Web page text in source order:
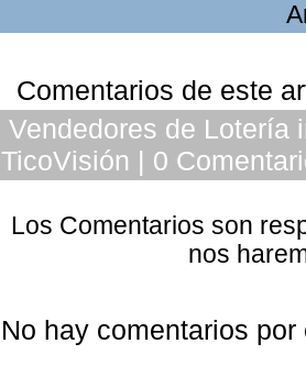
Comentarios de este
Vendedores de Lotería
TicoVisión | 0
Los Comentarios son
nos
No hay comentarios por